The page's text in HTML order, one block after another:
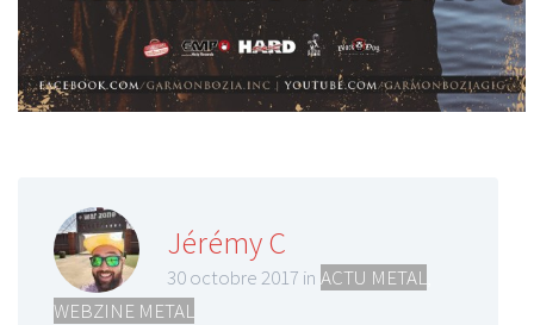
Jérémy C
30 octobre 2017 in ACTU METAL
WEBZINE METAL